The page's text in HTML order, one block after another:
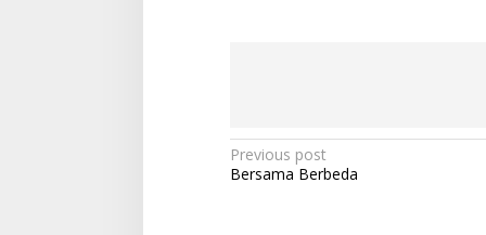
P
o
Previous post
Bersama Berbeda